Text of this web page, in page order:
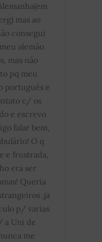
mas ao
consegui
alemão.
mas não
pq meu
português e
c/ os
e escrevo
falar bem,
O q
e frustrada,
era ser
Queria
,já
p/ varias
a Uni de
me